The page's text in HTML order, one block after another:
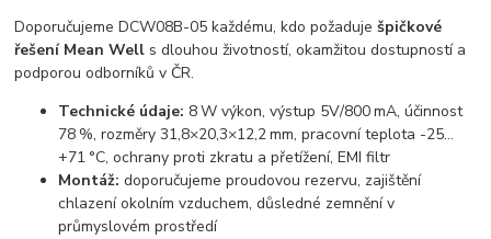
Doporučujeme DCW08B-05 každému, kdo požaduješpičkové
řešení Mean Well s dlouhou životností, okamžitou dostupností a
podporou odborníků v ČR.
Technické údaje: 8 W výkon, výstup 5V/800 mA, účinnost
78 %, rozměry 31,8×20,3×12,2 mm, pracovní teplota -25…
+71 °C, ochrany proti zkratu a přetížení, EMI filtr
Montáž: doporučujeme proudovou rezervu, zajištění
chlazení okolním vzduchem, důsledné zemnění v
průmyslovém prostředí